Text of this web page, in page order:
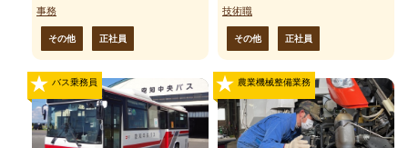
事務
その他 正社員
技術職
その他 正社員
バス乗務員 農業機械整備業務